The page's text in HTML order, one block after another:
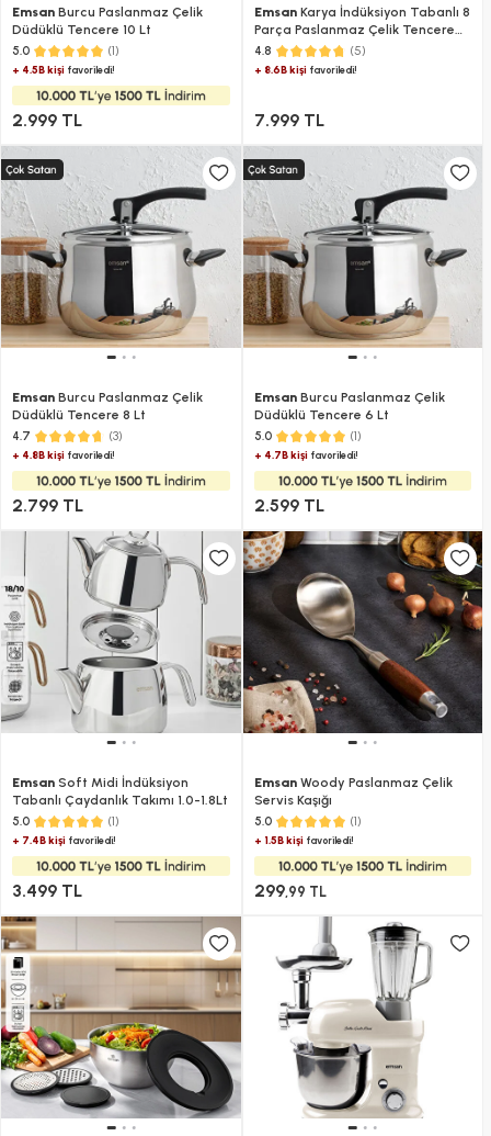
Emsan Burcu Paslanmaz Çelik
Düdüklü Tencere 10 Lt
5.0 (1)
+ 4.5B kişi favoriledi!
2.999 TL
EmsanKarya İndüksiyon Tabanlı 8
Parça Paslanmaz Çelik Tencere
Seti
4.8 (5)
+ 8.6B kişifavoriledi!
7.999 TL
Emsan Burcu Paslanmaz Çelik
Düdüklü Tencere 8 Lt
4.7 (3)
+ 4.8B kişi favoriledi!
2.799 TL
EmsanBurcu Paslanmaz Çelik
Düdüklü Tencere​ 6 Lt
5.0 (1)
+ 4.7B kişifavoriledi!
2.599 TL
Emsan Soft Midi İndüksiyon
Tabanlı Çaydanlık Takımı 1.0-1.8Lt
5.0 (1)
+ 7.4B kişi favoriledi!
3.499 TL
EmsanWoody Paslanmaz Çelik
Servis Kaşığı
5.0 (1)
+ 1.5B kişifavoriledi!
299,99 TL